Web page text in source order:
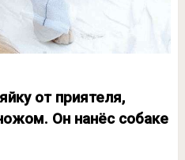
от приятеля,
Он нанёс собаке